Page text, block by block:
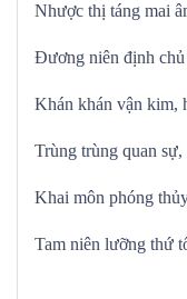
Nhược thị táng mai
Đương niên định chủ
Khán khán vận kim,
Trùng trùng quan sự,
Khai môn phóng
Tam niên lưỡng thứ